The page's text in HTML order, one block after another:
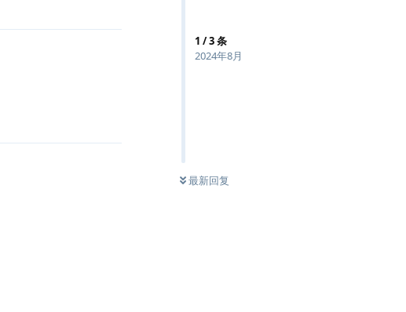
1 /3条
2024年8月
最新回复